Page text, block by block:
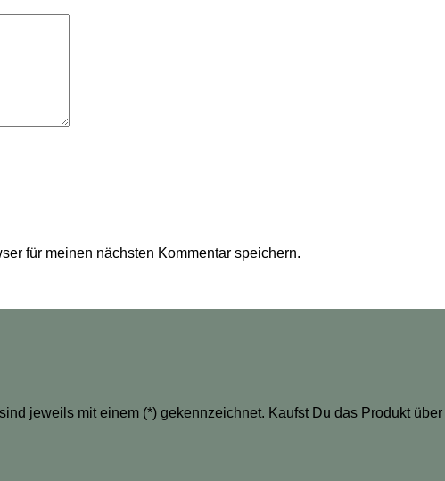
für meinen nächsten Kommentar speichern.
jeweils mit einem (*) gekennzeichnet. Kaufst Du das Produkt